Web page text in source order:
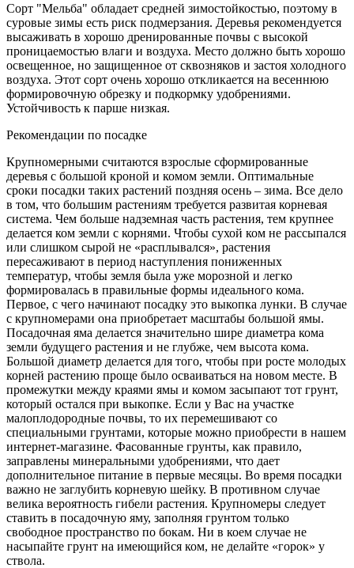
Сорт "Мельба" обладает средней зимостойкостью, поэтому в
суровые зимы есть риск подмерзания. Деревья рекомендуется
высаживать в хорошо дренированные почвы с высокой
проницаемостью влаги и воздуха. Место должно быть хорошо
освещенное, но защищенное от сквозняков и застоя холодного
воздуха. Этот сорт очень хорошо откликается на весеннюю
формировочную обрезку и подкормку удобрениями.
Устойчивость к парше низкая.
Рекомендации по посадке
Крупномерными считаются взрослые сформированные
деревья с большой кроной и комом земли. Оптимальные
сроки посадки таких растений поздняя осень – зима. Все дело
в том, что большим растениям требуется развитая корневая
система. Чем больше надземная часть растения, тем крупнее
делается ком земли с корнями. Чтобы сухой ком не рассыпался
или слишком сырой не «расплывался», растения
пересаживают в период наступления пониженных
температур, чтобы земля была уже морозной и легко
формировалась в правильные формы идеального кома.
Первое, с чего начинают посадку это выкопка лунки. В случае
с крупномерами она приобретает масштабы большой ямы.
Посадочная яма делается значительно шире диаметра кома
земли будущего растения и не глубже, чем высота кома.
Большой диаметр делается для того, чтобы при росте молодых
корней растению проще было осваиваться на новом месте. В
промежутки между краями ямы и комом засыпают тот грунт,
который остался при выкопке. Если у Вас на участке
малоплодородные почвы, то их перемешивают со
специальными грунтами, которые можно приобрести в нашем
интернет-магазине. Фасованные грунты, как правило,
заправлены минеральными удобрениями, что дает
дополнительное питание в первые месяцы. Во время посадки
важно не заглубить корневую шейку. В противном случае
велика вероятность гибели растения. Крупномеры следует
ставить в посадочную яму, заполняя грунтом только
свободное пространство по бокам. Ни в коем случае не
насыпайте грунт на имеющийся ком, не делайте «горок» у
ствола.